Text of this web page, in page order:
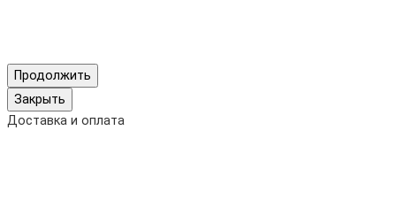
Продолжить
Закрыть
Доставка и оплата